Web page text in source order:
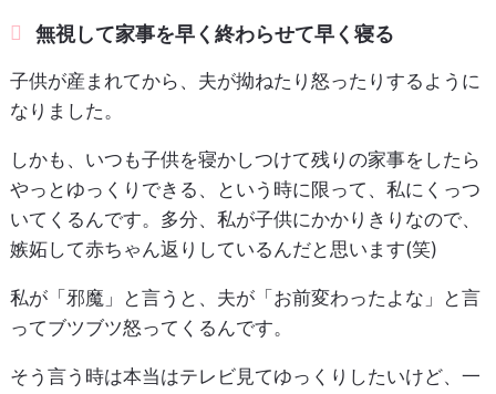
無視して家事を早く終わらせて早く寝る
子供が産まれてから、夫が拗ねたり怒ったりするように
なりました。
しかも、いつも子供を寝かしつけて残りの家事をしたら
やっとゆっくりできる、という時に限って、私にくっつ
いてくるんです。多分、私が子供にかかりきりなので、
嫉妬して赤ちゃん返りしているんだと思います(笑)
私が「邪魔」と言うと、夫が「お前変わったよな」と言
ってブツブツ怒ってくるんです。
そう言う時は本当はテレビ見てゆっくりしたいけど、一